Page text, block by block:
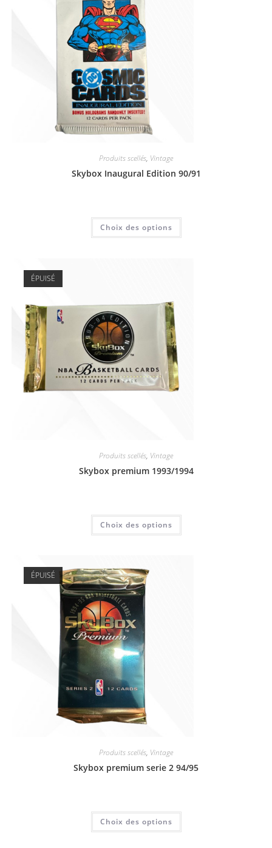
Produits scellés, Vintage
Skybox Inaugural Edition 90/91
Choix des options
ÉPUISÉ
Produits scellés, Vintage
Skybox premium 1993/1994
Choix des options
ÉPUISÉ
Produits scellés, Vintage
Skybox premium serie 2 94/95
Choix des options